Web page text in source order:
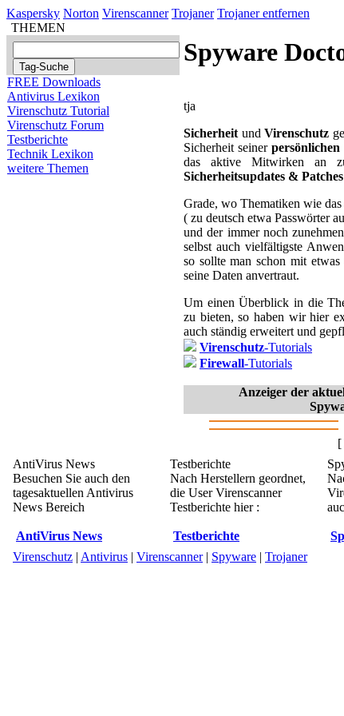
Kaspersky Norton Virenscanner Trojaner Trojaner entfernen
THEMEN
FREE Downloads
Antivirus Lexikon
Virenschutz Tutorial
Virenschutz Forum
Testberichte
Technik Lexikon
weitere Themen
Spyware
tja
Sicherheit undVirenschutz
Sicherheit seinerpersönlichen
das aktive Mitwirken an
Sicherheitsupdates & Patches
Grade, wo Thematiken wie
( zu deutsch etwa Passwörter
und der immer noch
selbst auch vielfältigste
so sollte man schon mit
seine Daten anvertraut.
Um einen Überblick in die
zu bieten, so haben wir hier
auch ständig erweitert und
Virenschutz-Tutorials
Firewall-Tutorials
Anzeiger der
[
AntiVirus News
Besuchen Sie auch den
tagesaktuellen Antivirus
News Bereich
AntiVirus News
Testberichte
Nach Herstellern geordnet,
die User Virenscanner
Testberichte hier :
Testberichte
Virenschutz | Antivirus | Virenscanner| Spyware | Trojaner